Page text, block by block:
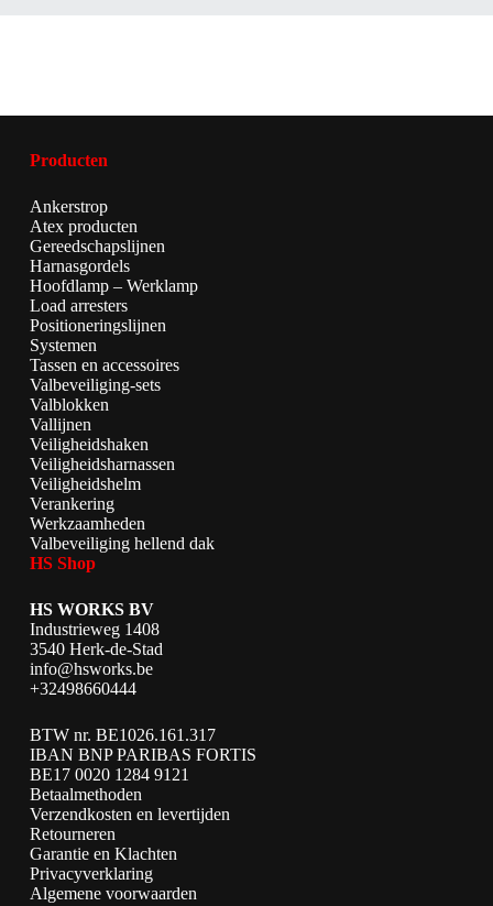
Producten
Ankerstrop
Atex producten
Gereedschapslijnen
Harnasgordels
Hoofdlamp – Werklamp
Load arresters
Positioneringslijnen
Systemen
Tassen en accessoires
Valbeveiliging-sets
Valblokken
Vallijnen
Veiligheidshaken
Veiligheidsharnassen
Veiligheidshelm
Verankering
Werkzaamheden
Valbeveiliging hellend dak
HS Shop
HS WORKS BV
Industrieweg 1408
3540 Herk-de-Stad
info@hsworks.be
+32498660444
BTW nr. BE1026.161.317
IBAN BNP PARIBAS FORTIS
BE17 0020 1284 9121
Betaalmethoden
Verzendkosten en levertijden
Retourneren
Garantie en Klachten
Privacyverklaring
Algemene voorwaarden